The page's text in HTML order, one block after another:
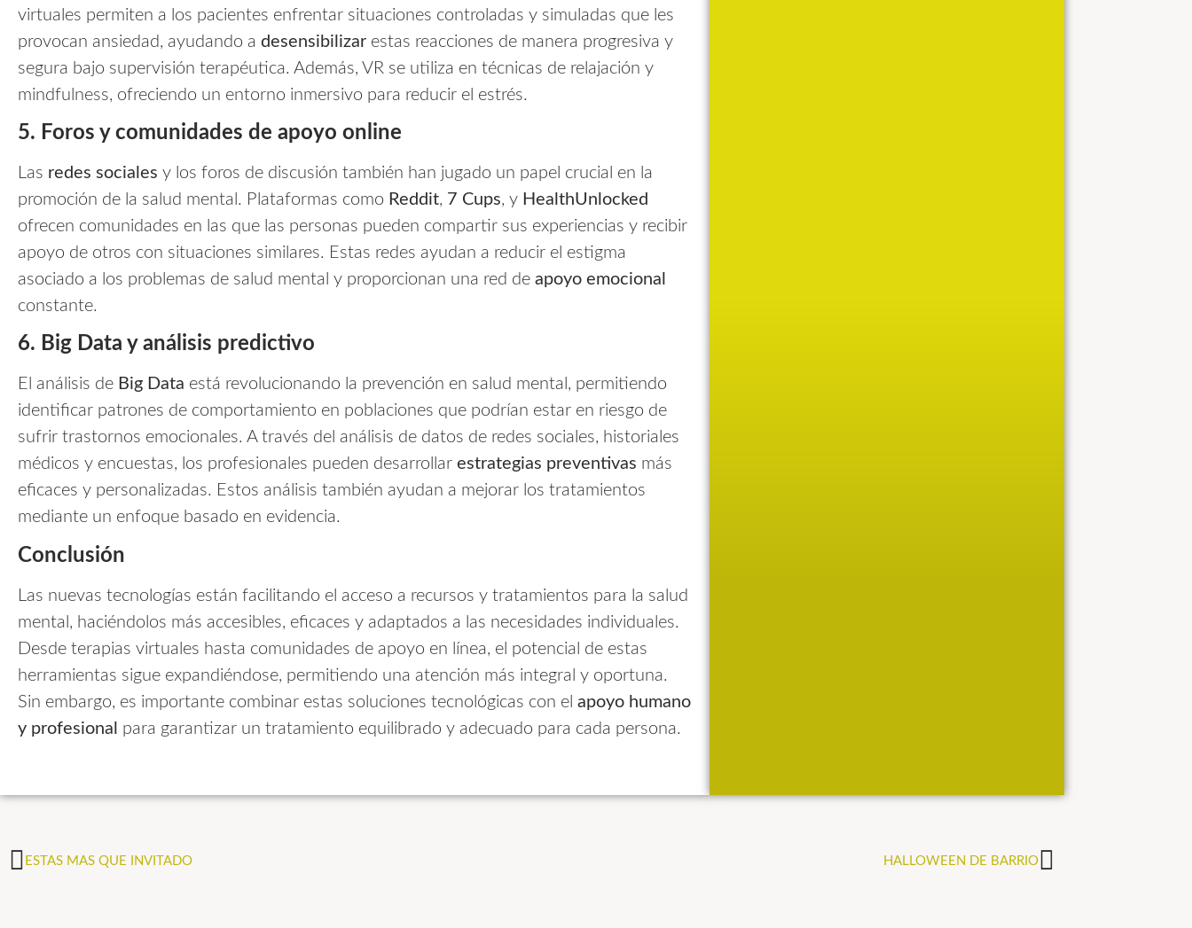
virtuales permiten a los pacientes enfrentar situaciones controladas y simuladas que les
provocan ansiedad, ayudando a desensibilizar estas reacciones de manera progresiva y
segura bajo supervisión terapéutica. Además, VR se utiliza en técnicas de relajación y
mindfulness, ofreciendo un entorno inmersivo para reducir el estrés.
5. Foros y comunidades de apoyo online
Las redes sociales y los foros de discusión también han jugado un papel crucial en la
promoción de la salud mental. Plataformas como Reddit, 7 Cups, y HealthUnlocked
ofrecen comunidades en las que las personas pueden compartir sus experiencias y recibir
apoyo de otros con situaciones similares. Estas redes ayudan a reducir el estigma
asociado a los problemas de salud mental y proporcionan una red de apoyo emocional
constante.
6. Big Data y análisis predictivo
El análisis de Big Data está revolucionando la prevención en salud mental, permitiendo
identificar patrones de comportamiento en poblaciones que podrían estar en riesgo de
sufrir trastornos emocionales. A través del análisis de datos de redes sociales, historiales
médicos y encuestas, los profesionales pueden desarrollar estrategias preventivas más
eficaces y personalizadas. Estos análisis también ayudan a mejorar los tratamientos
mediante un enfoque basado en evidencia.
Conclusión
Las nuevas tecnologías están facilitando el acceso a recursos y tratamientos para la salud
mental, haciéndolos más accesibles, eficaces y adaptados a las necesidades individuales.
Desde terapias virtuales hasta comunidades de apoyo en línea, el potencial de estas
herramientas sigue expandiéndose, permitiendo una atención más integral y oportuna.
Sin embargo, es importante combinar estas soluciones tecnológicas con el apoyo humano
y profesional para garantizar un tratamiento equilibrado y adecuado para cada persona.
ESTAS MAS QUE INVITADO HALLOWEEN DE BARRIO